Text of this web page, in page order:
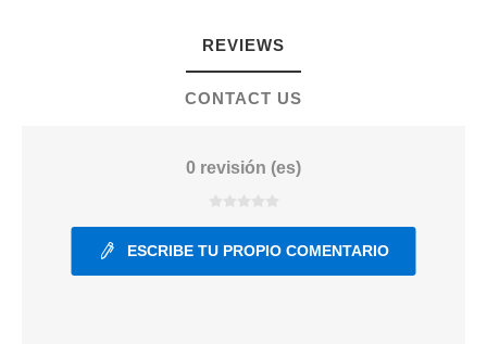
REVIEWS
CONTACT US
0 revisión (es)
ESCRIBE TU PROPIO COMENTARIO